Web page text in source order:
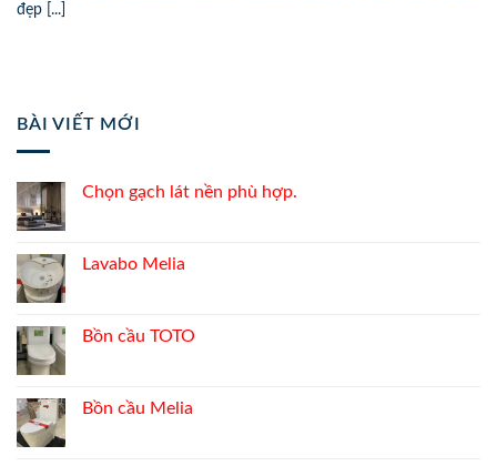
đẹp [...]
BÀI VIẾT MỚI
Chọn gạch lát nền phù hợp.
Lavabo Melia
Bồn cầu TOTO
Bồn cầu Melia